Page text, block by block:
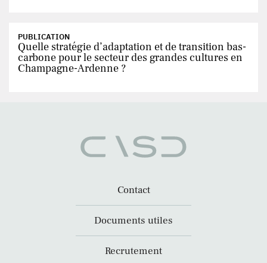
PUBLICATION
Quelle stratégie d’adaptation et de transition bas-
carbone pour le secteur des grandes cultures en
Champagne-Ardenne ?
Contact
Documents utiles
Recrutement